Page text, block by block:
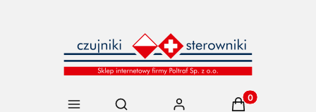
Otwórz wyszukiwarkę Produkty w